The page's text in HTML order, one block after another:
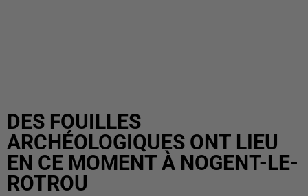
DES FOUILLES
ARCHÉOLOGIQUES ONT LIEU
EN CE MOMENT À NOGENT-LE-
ROTROU